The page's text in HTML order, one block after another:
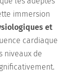
immersion
et
cardiaque
niveaux de